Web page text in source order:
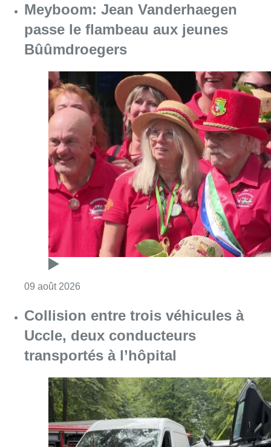
Meyboom: Jean Vanderhaegen
passe le flambeau aux jeunes
Bûûmdroegers
09 août 2026
Collision entre trois véhicules à
Uccle, deux conducteurs
transportés à l’hôpital